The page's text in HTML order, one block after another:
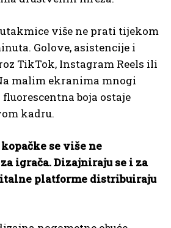
više ne prati tijekom
Golove, asistencije i
TikTok, Instagram Reels ili
malim ekranima mnogi
boja ostaje
kadru.
se više ne
igrača. Dizajniraju se i za
platforme distribuiraju